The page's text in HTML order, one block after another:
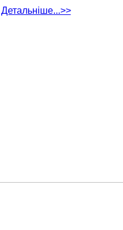
Детальніше...>>